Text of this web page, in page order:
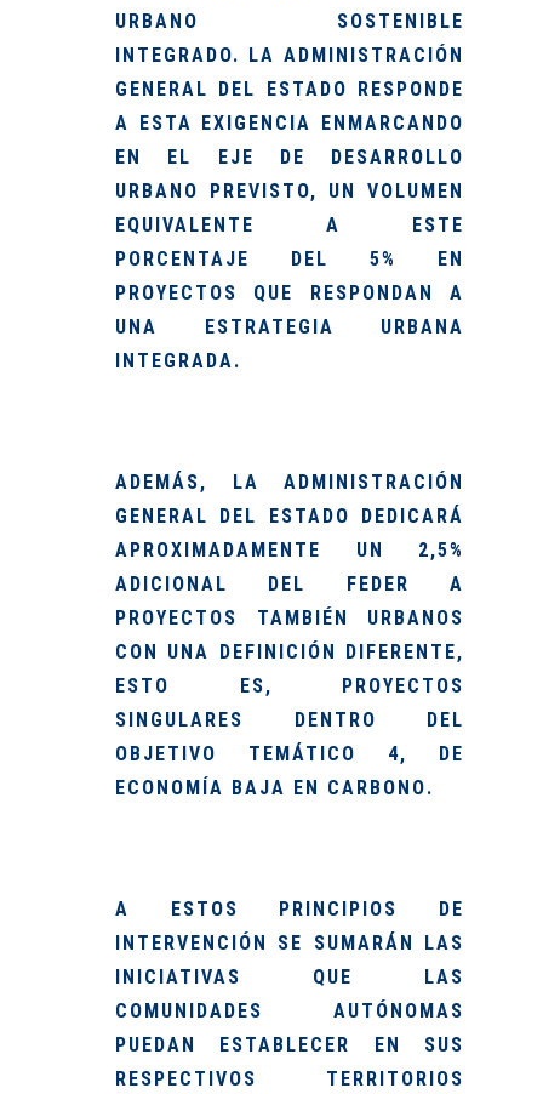
URBANO SOSTENIBLE
INTEGRADO. LA ADMINISTRACIÓN
GENERAL DEL ESTADO RESPONDE
A ESTA EXIGENCIA ENMARCANDO
EN EL EJE DE DESARROLLO
URBANO PREVISTO, UN VOLUMEN
EQUIVALENTE A ESTE
PORCENTAJE DEL 5% EN
PROYECTOS QUE RESPONDAN A
UNA ESTRATEGIA URBANA
INTEGRADA.
ADEMÁS, LA ADMINISTRACIÓN
GENERAL DEL ESTADO DEDICARÁ
APROXIMADAMENTE UN 2,5%
ADICIONAL DEL FEDER A
PROYECTOS TAMBIÉN URBANOS
CON UNA DEFINICIÓN DIFERENTE,
ESTO ES, PROYECTOS
SINGULARES DENTRO DEL
OBJETIVO TEMÁTICO 4, DE
ECONOMÍA BAJA EN CARBONO.
A ESTOS PRINCIPIOS DE
INTERVENCIÓN SE SUMARÁN LAS
INICIATIVAS QUE LAS
COMUNIDADES AUTÓNOMAS
PUEDAN ESTABLECER EN SUS
RESPECTIVOS TERRITORIOS